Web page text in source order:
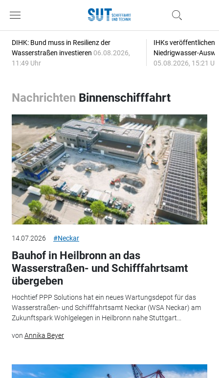
DIHK: Bund muss in Resilienz der
Wasserstraßen investieren 06.08.2026,
11:49 Uhr
IHKs veröffentlichen
Niedrigwasser-
05.08.2026, 15:21
Nachrichten Binnenschifffahrt
14.07.2026 #Neckar
Bauhof in Heilbronn an das
Wasserstraßen- und Schifffahrtsamt
übergeben
Hochtief PPP Solutions hat ein neues Wartungsdepot für das
Wasserstraßen- und Schifffahrtsamt Neckar (WSA Neckar) am
Zukunftspark Wohlgelegen in Heilbronn nahe Stuttgart...
von Annika Beyer